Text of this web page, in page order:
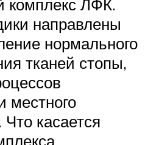
комплекс ЛФК.
направлены
нормального
тканей стопы,
местного
касается